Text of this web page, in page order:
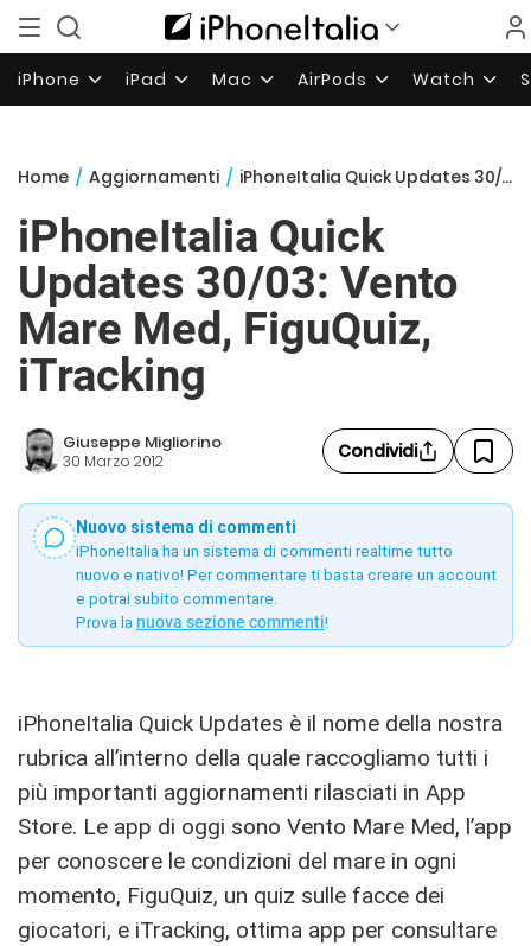
iPhone iPad Mac AirPods Watch
Home / Aggiornamenti / iPhoneItalia Quick Updates 30/03: Vento Mare Med, FiguQuiz, iTracking
iPhoneItalia Quick
Updates 30/03: Vento
Mare Med, FiguQuiz,
iTracking
Giuseppe Migliorino
30 Marzo 2012 Condividi
Nuovo sistema di commenti
iPhoneItalia ha un sistema di commenti realtime tutto
nuovo e nativo! Per commentare ti basta creare un account
e potrai subito commentare.
Prova la nuova sezione commenti!
iPhoneItalia Quick Updates è il nome della nostra
rubrica all’interno della quale raccogliamo tutti i
più importanti aggiornamenti rilasciati in App
Store. Le app di oggi sono Vento Mare Med, l’app
per conoscere le condizioni del mare in ogni
momento, FiguQuiz, un quiz sulle facce dei
giocatori, e iTracking, ottima app per consultare